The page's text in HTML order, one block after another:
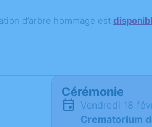
d’arbre hommage est
Cérémonie
vendredi 18
Crematorium